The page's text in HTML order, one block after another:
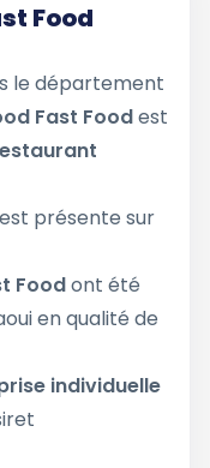
Food
le département
Fast Foodest
est présente sur
Foodont été
en qualité de
individuelle